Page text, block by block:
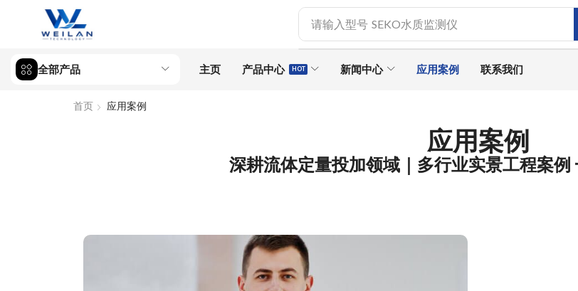
请输入型号 SEKO水质监测仪
全部产品 主页 产品中心 HOT 新闻中心 应用案例 联系我们
首页 应用案例
应用案例
深耕流体定量投加领域｜多行业实景工程案例